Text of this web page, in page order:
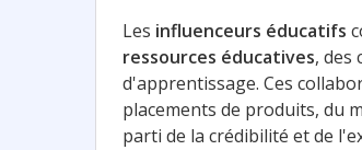
Les influenceurs éducatifs
ressources éducatives, des
d'apprentissage. Ces
placements de produits, du
parti de la crédibilité et de